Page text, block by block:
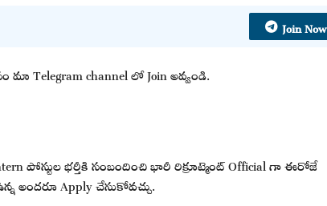
Join Now
channel లో Join అవ్వండి.
పోస్టుల భర్తీకి సంబందించి భారీ రిక్రూట్మెంట్ Official గా ఈరోజే
అందరూ Apply చేసుకోవచ్చు.